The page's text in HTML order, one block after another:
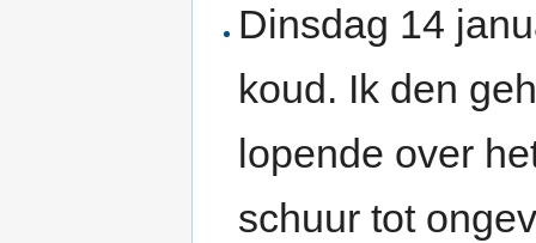
Dinsdag 14
koud. Ik den
lopende over
schuur tot